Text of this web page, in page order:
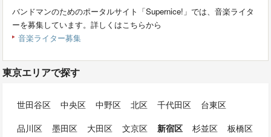
バンドマンのためのポータルサイト「Supernice!」では、音楽ライタ
ーを募集しています。詳しくはこちらから
音楽ライター募集
東京エリアで探す
世田谷区 中央区 中野区 北区 千代田区
台東区
品川区
墨田区 大田区 文京区 新宿区 杉並区
板橋区